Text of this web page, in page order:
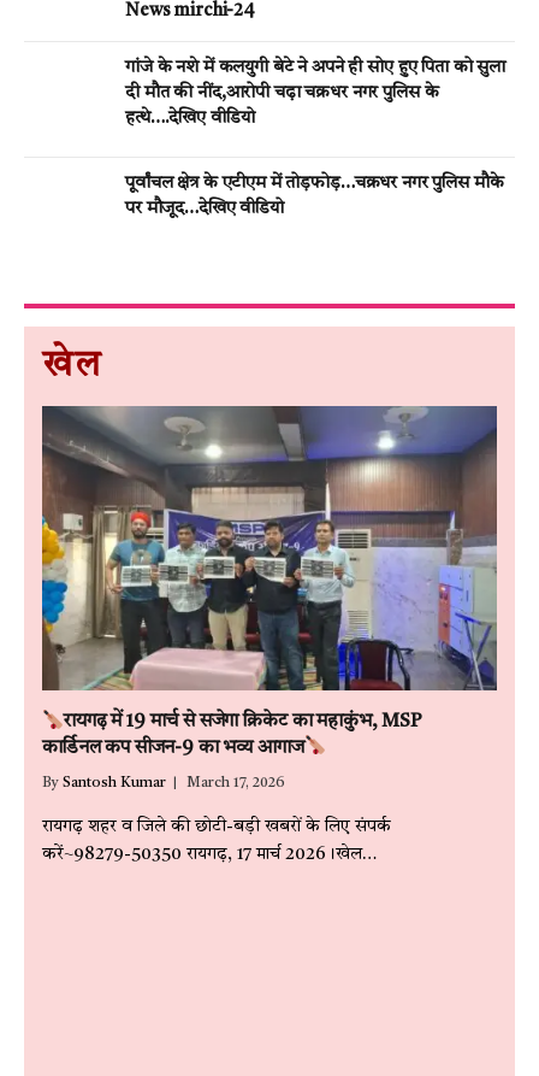
News mirchi-24
गांजे के नशे में कलयुगी बेटे ने अपने ही सोए हुए पिता को सुला
दी मौत की नींद,आरोपी चढ़ा चक्रधर नगर पुलिस के
हत्थे….देखिए वीडियो
पूर्वांचल क्षेत्र के एटीएम में तोड़फोड़…चक्रधर नगर पुलिस मौके
पर मौजूद…देखिए वीडियो
खेल
रायगढ़ में 19 मार्च से सजेगा क्रिकेट का महाकुंभ, MSP
कार्डिनल कप सीजन-9 का भव्य आगाज
By Santosh Kumar March 17, 2026
रायगढ़ शहर व जिले की छोटी-बड़ी खबरों के लिए संपर्क
करें~98279-50350 रायगढ़, 17 मार्च 2026।खेल…